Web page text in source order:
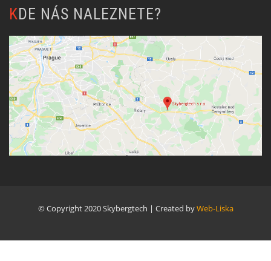
KDE NÁS NALEZNETE?
© Copyright 2020 Skybergtech | Created byWeb-Liska